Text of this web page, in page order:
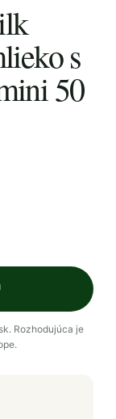
s
50
Rozhodujúca je